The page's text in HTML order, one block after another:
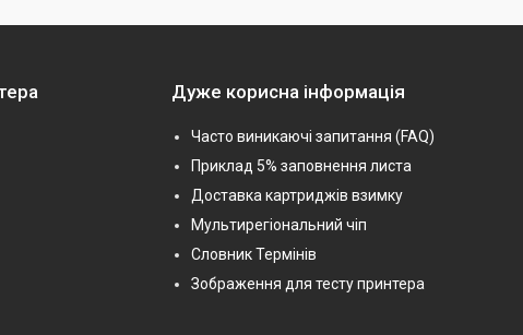
Дуже корисна інформація
Часто виникаючі запитання (FAQ)
Приклад 5% заповнення листа
Доставка картриджів взимку
Мультирегіональний чіп
Словник Термінів
Зображення для тесту принтера